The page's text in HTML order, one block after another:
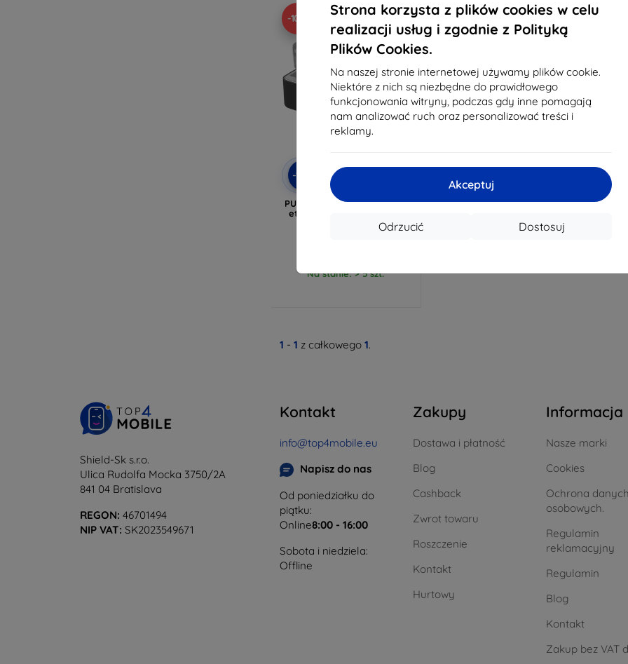
Strona korzysta z plików cookies w celu
realizacji usług i zgodnie z Polityką
Plików Cookies.
Na naszej stronie internetowej używamy plików cookie.
Niektóre z nich są niezbędne do prawidłowego
funkcjonowania witryny, podczas gdy inne pomagają
nam analizować ruch oraz personalizować treści i
reklamy.
Akceptuj
Dostosuj
Odrzucić
-10%
-10%
Zniżka z
kuponem
PULUZ silikonowe ochronne
etui ładujące do DJI Mic 3
Na stanie: > 5 szt.
1 - 1 z całkowego 1.
Shield-Sk s.r.o.
Ulica Rudolfa Mocka 3750/2A
841 04 Bratislava
REGON: 46701494
NIP VAT: SK2023549671
Kontakt
info@top4mobile.eu
Napisz do nas
Od poniedziałku do
piątku:
Online8:00 - 16:00
Sobota i niedziela:
Offline
Zakupy
Dostawa i płatność
Blog
Cashback
Zwrot towaru
Roszczenie
Kontakt
Hurtowy
Informacja
Nasze marki
Cookies
Ochrona danych
osobowych.
Regulamin
reklamacyjny
Regulamin
Blog
Kontakt
Zakup bez VAT